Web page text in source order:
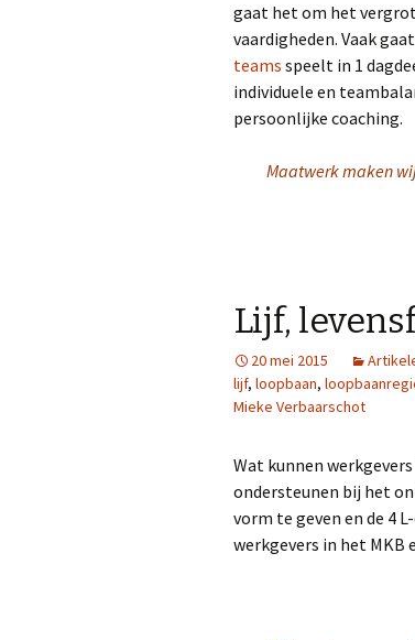
gaat het om het
vaardigheden. Vaak
teams speelt in 1
individuele en
persoonlijke coaching.
Maatwerk maken
Lijf,
20 mei 2015
lijf, loopbaan,
Mieke Verbaarschot
Wat kunnen
ondersteunen bij het
vorm te geven en de 4
werkgevers in het MKB